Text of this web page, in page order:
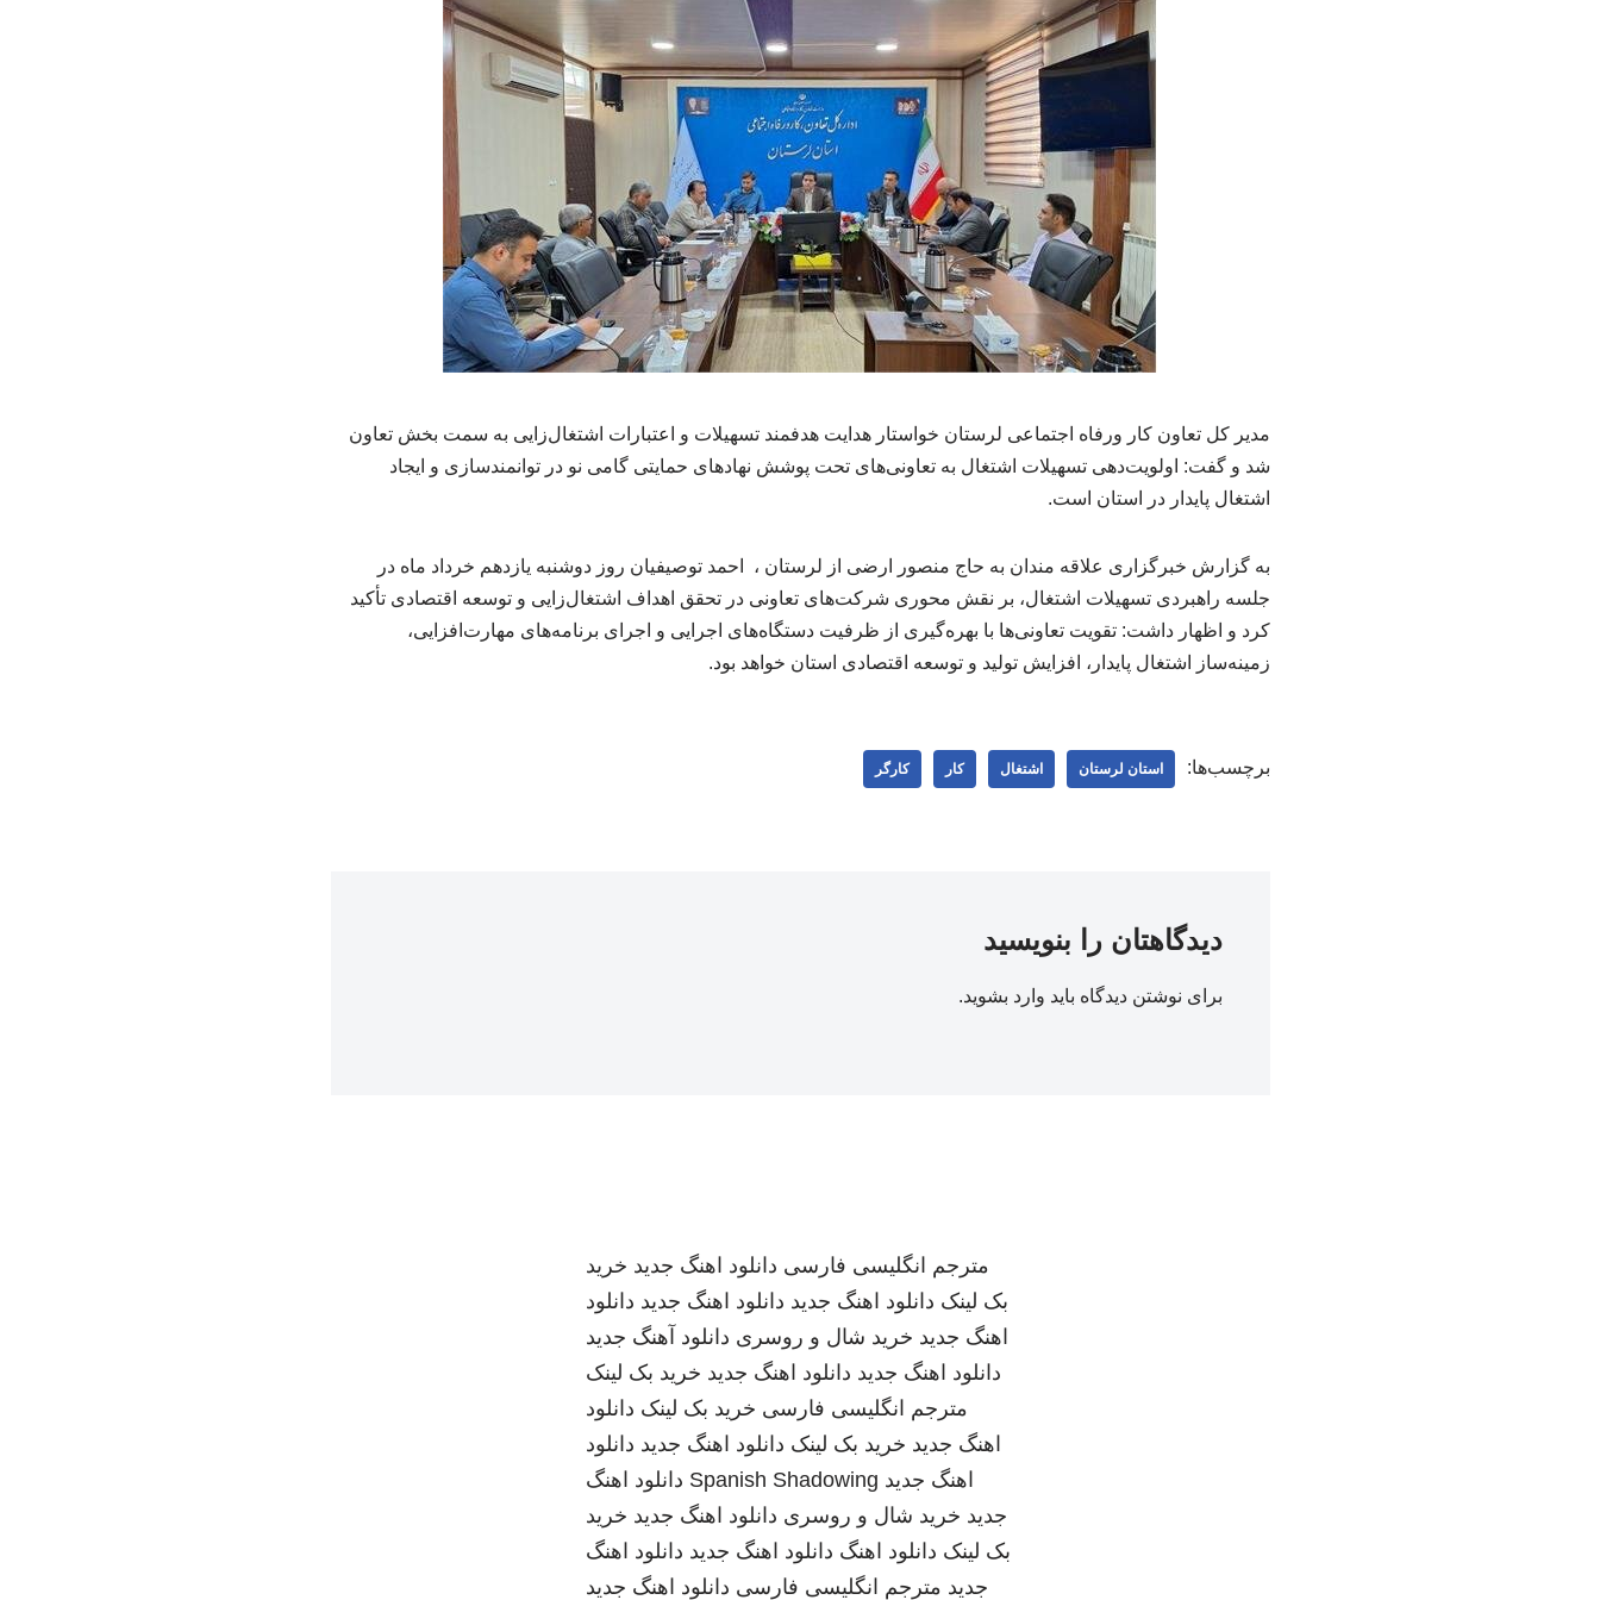
مدیر کل تعاون کار ورفاه اجتماعی لرستان خواستار هدایت هدفمند تسهیلات و اعتبارات اشتغال‌زایی به سمت بخش تعاون
شد و گفت: اولویت‌دهی تسهیلات اشتغال به تعاونی‌های تحت پوشش نهادهای حمایتی گامی نو در توانمندسازی و ایجاد
اشتغال پایدار در استان است.
به گزارش خبرگزاری علاقه مندان به حاج منصور ارضی از لرستان ، احمد توصیفیان روز دوشنبه یازدهم خرداد ماه در
جلسه راهبردی تسهیلات اشتغال، بر نقش محوری شرکت‌های تعاونی در تحقق اهداف اشتغال‌زایی و توسعه اقتصادی تأکید
کرد و اظهار داشت: تقویت تعاونی‌ها با بهره‌گیری از ظرفیت دستگاه‌های اجرایی و اجرای برنامه‌های مهارت‌افزایی،
زمینه‌ساز اشتغال پایدار، افزایش تولید و توسعه اقتصادی استان خواهد بود.
برچسب‌ها: استان لرستان اشتغال کار کارگر
دیدگاهتان را بنویسید
برای نوشتن دیدگاه باید وارد بشوید.
مترجم انگلیسی فارسی دانلود اهنگ جدید خرید
بک لینک دانلود اهنگ جدید دانلود اهنگ جدید دانلود
اهنگ جدید خرید شال و روسری دانلود آهنگ جدید
دانلود اهنگ جدید دانلود اهنگ جدید خرید بک لینک
مترجم انگلیسی فارسی خرید بک لینک دانلود
اهنگ جدید خرید بک لینک دانلود اهنگ جدید دانلود
اهنگ جدید Spanish Shadowing دانلود اهنگ
جدید خرید شال و روسری دانلود اهنگ جدید خرید
بک لینک دانلود اهنگ دانلود اهنگ جدید دانلود اهنگ
جدید مترجم انگلیسی فارسی دانلود اهنگ جدید